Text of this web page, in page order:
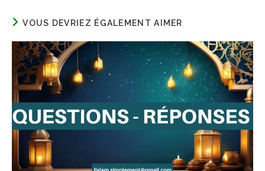
VOUS DEVRIEZ ÉGALEMENT AIMER